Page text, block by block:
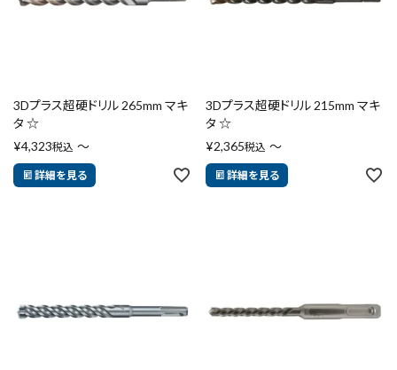
バンスト展示品
価格から探す
円 ～ 円
リセット この内容で検索
3Dプラス超硬ドリル 265mm マキ
タ ☆
¥4,323税込 〜
詳細を見る
3Dプラス超硬ドリル 215mm マキ
タ ☆
¥2,365税込 〜
詳細を見る